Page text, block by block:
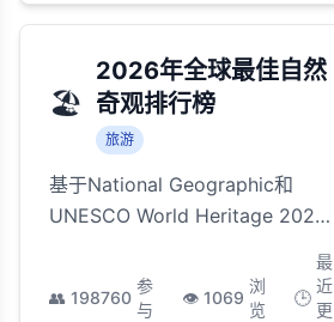
🏖️
2026年全球最佳自然
奇观排行榜
旅游
基于National Geographic和
UNESCO World Heritage 2026
覆盖地质奇景、生态系统和原始
荒野
👥 198760
参
与
👁️ 1069
浏
览
🕒
最
近
更